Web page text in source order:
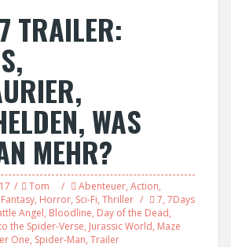
TRAILER:
WAS
MEHR?
Tom Abenteuer, Action,
Fantasy, Horror, Sci-Fi, Thriller 7, 7Days
Angel, Bloodline, Day of the Dead,
the Spider-Verse, Jurassic World, Maze
One, Spider-Man, Trailer